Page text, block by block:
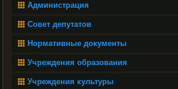
Администрация
Совет депутатов
Нормативные документы
Учреждения образования
Учреждения культуры